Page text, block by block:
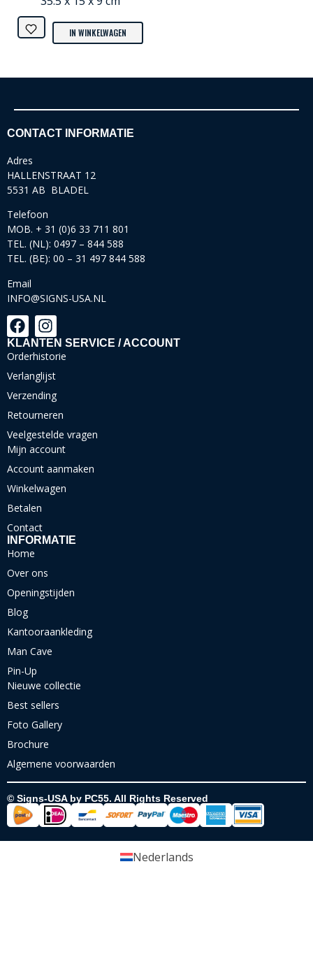
IN WINKELWAGEN
CONTACT INFORMATIE
Adres
HALLENSTRAAT 12
5531 AB BLADEL
Telefoon
MOB. + 31 (0)6 33 711 801
TEL. (NL): 0497 – 844 588
TEL. (BE): 00 – 31 497 844 588
Email
INFO@SIGNS-USA.NL
KLANTEN SERVICE / ACCOUNT
Orderhistorie
Verlanglijst
Verzending
Retourneren
Veelgestelde vragen
Mijn account
Account aanmaken
Winkelwagen
Betalen
Contact
INFORMATIE
Home
Over ons
Openingstijden
Blog
Kantooraankleding
Man Cave
Pin-Up
Nieuwe collectie
Best sellers
Foto Gallery
Brochure
Algemene voorwaarden
© Signs-USA by PC55. All Rights Reserved
Nederlands